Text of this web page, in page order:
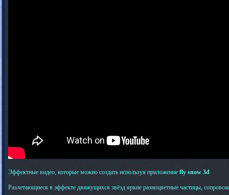
Эффектные видео, которые можно создать используя приложение fly snow 3d
Разлетающиеся в эффекте движущихся звёзд яркие разноцветные частицы,